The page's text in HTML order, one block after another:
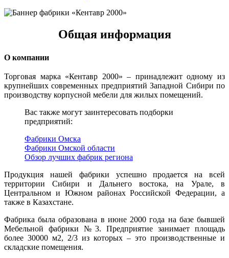
Общая информация
О компании
Торговая марка «Кентавр 2000» – принадлежит одному из
крупнейших современных предприятий Западной Сибири по
производству корпусной мебели для жилых помещений.
Вас также могут заинтересовать подборки
предприятий:
Фабрики Омска
Фабрики Омской области
Обзор лучших фабрик региона
Продукция нашей фабрики успешно продается на всей
территории Сибири и Дальнего востока, на Урале, в
Центральном и Южном районах Российской Федерации, а
также в Казахстане.
Фабрика была образована в июне 2000 года на базе бывшей
Мебельной фабрики №3. Предприятие занимает площадь
более 30000 м2, 2/3 из которых – это производственные и
складские помещения.